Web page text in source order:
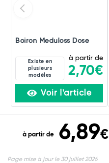
Boiron Meduloss Dose
Existe en
plusieurs
modèles
à partir de
2,70€
Voir l'article
à partir de 6,89€
Page mise à jour le 30 juillet 2026